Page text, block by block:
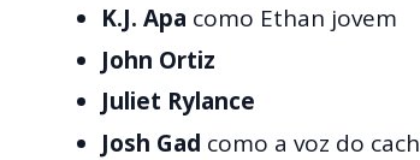
K.J. Apa como Ethan jovem
John Ortiz
Juliet Rylance
Josh Gad como a voz do